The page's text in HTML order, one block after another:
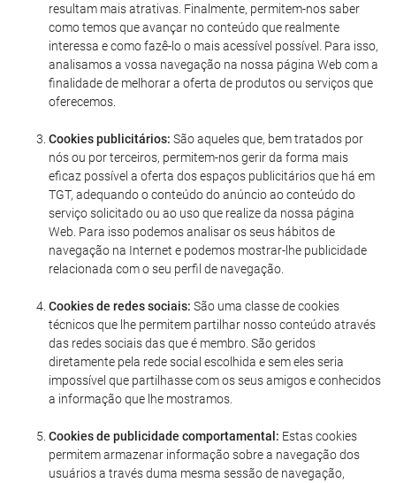
resultam mais atrativas. Finalmente, permitem-nos saber
como temos que avançar no conteúdo que realmente
interessa e como fazê-lo o mais acessível possível. Para isso,
analisamos a vossa navegação na nossa página Web com a
finalidade de melhorar a oferta de produtos ou serviços que
oferecemos.
Cookies publicitários: São aqueles que, bem tratados por
nós ou por terceiros, permitem-nos gerir da forma mais
eficaz possível a oferta dos espaços publicitários que há em
TGT, adequando o conteúdo do anúncio ao conteúdo do
serviço solicitado ou ao uso que realize da nossa página
Web. Para isso podemos analisar os seus hábitos de
navegação na Internet e podemos mostrar-lhe publicidade
relacionada com o seu perfil de navegação.
Cookies de redes sociais: São uma classe de cookies
técnicos que lhe permitem partilhar nosso conteúdo através
das redes sociais das que é membro. São geridos
diretamente pela rede social escolhida e sem eles seria
impossível que partilhasse com os seus amigos e conhecidos
a informação que lhe mostramos.
Cookies de publicidade comportamental: Estas cookies
permitem armazenar informação sobre a navegação dos
usuários a través duma mesma sessão de navegação,